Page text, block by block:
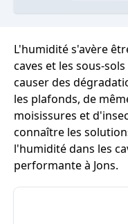
L'humidité s'avère
caves et les sous-
causer des
les plafonds, de
moisissures et
connaître les
l'humidité dans les
performante à Jons.